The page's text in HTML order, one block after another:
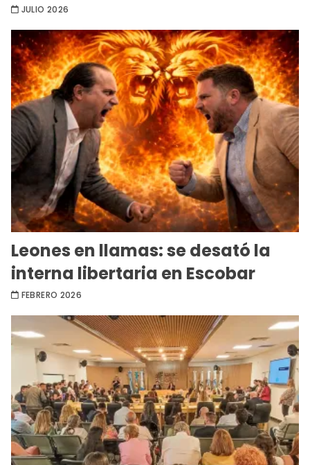
JULIO 2026
Leones en llamas: se desató la
interna libertaria en Escobar
FEBRERO 2026